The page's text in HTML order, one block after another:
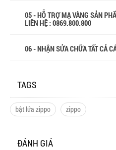
05 - HỖ TRỢ MẠ VÀNG SẢN
LIÊN HỆ : 0869.800.800
06 - NHẬN SỬA CHỮA TẤT CẢ
TAGS
bật lửa zippo zippo
ĐÁNH GIÁ